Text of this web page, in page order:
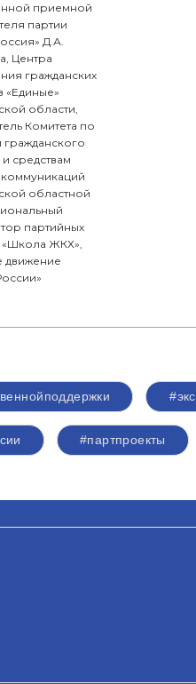
приемной
партии
Д.А.
Центра
гражданских
«Единые»
области,
Комитета по
средствам
областной
партийных
«Школа ЖКХ»,
движение
#партпроекты